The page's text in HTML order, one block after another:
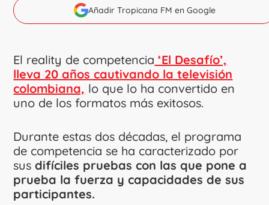
Añadir Tropicana FM en Google
El reality de competencia ‘El Desafío’,
lleva 20 años cautivando la televisión
colombiana, lo que lo ha convertido en
uno de los formatos más exitosos.
Durante estas dos décadas, el programa
de competencia se ha caracterizado por
susdifíciles pruebas con las que pone a
prueba la fuerza y capacidades de sus
participantes.